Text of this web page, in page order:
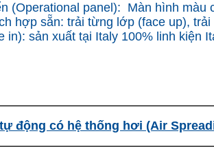
(Operational panel): Màn hình màu
hợp sẵn: trải từng lớp (face up), trải
in): sản xuất tại Italy 100% linh kiện
động có hệ thống hơi (Air